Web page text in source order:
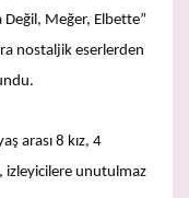
Meğer, Elbette”
nostaljik eserlerden
arası 8 kız, 4
izleyicilere unutulmaz